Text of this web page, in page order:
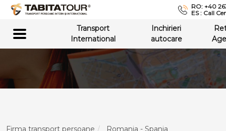
RO: +40
ES : Call
Transport
International
Inchirieri
autocare
Firma transport persoane
Romania - Spania